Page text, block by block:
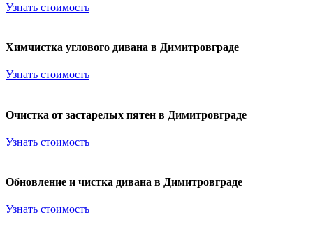
Узнать стоимость
Химчистка углового дивана в Димитровграде
Узнать стоимость
Очистка от застарелых пятен в Димитровграде
Узнать стоимость
Обновление и чистка дивана в Димитровграде
Узнать стоимость